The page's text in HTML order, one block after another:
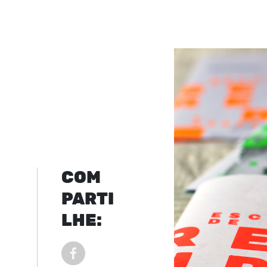
COM
PARTI
LHE:
COMPARTILHAR POST NO FACEBOOK EM